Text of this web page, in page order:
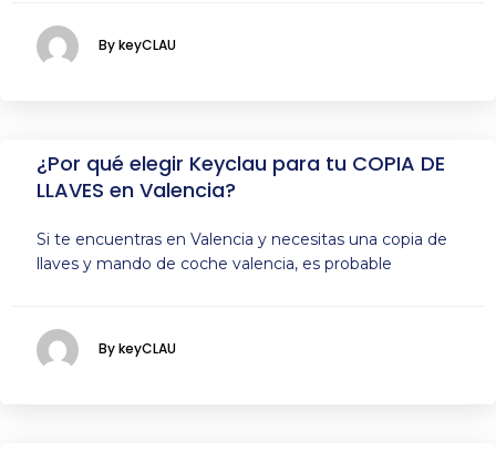
By keyCLAU
¿Por qué elegir Keyclau para tu COPIA DE
LLAVES en Valencia?
Si te encuentras en Valencia y necesitas una copia de
llaves y mando de coche valencia, es probable
By keyCLAU